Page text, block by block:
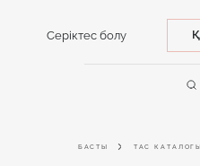
көрсету
Серіктес болу
БАСТЫ ТАС КАТАЛОГЫ